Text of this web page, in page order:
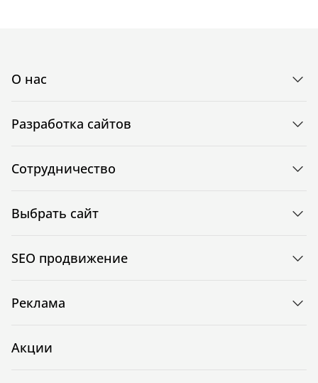
О нас
Разработка сайтов
Сотрудничество
Выбрать сайт
SEO продвижение
Реклама
Акции